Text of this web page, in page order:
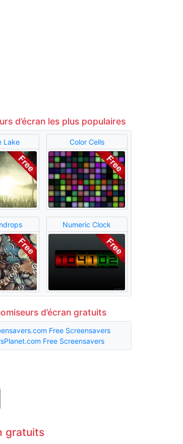
d’écran les plus populaires
Lake Color Cells
Numeric Clock
d’écran gratuits
Free Screensavers
Free Screensavers
gratuits